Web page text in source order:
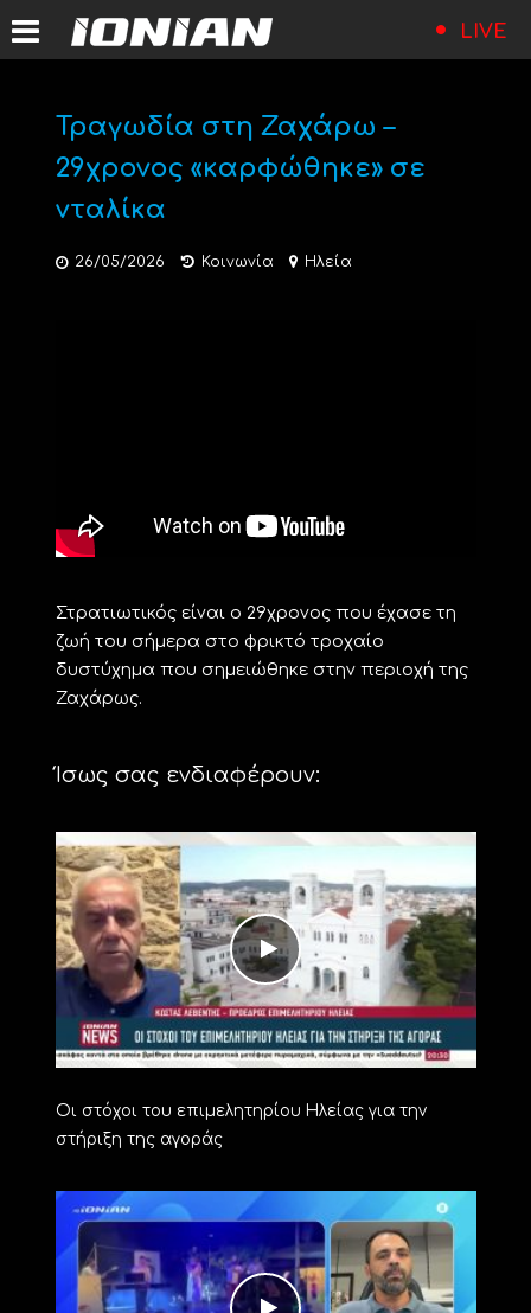
LIVE
Τραγωδία στη Ζαχάρω –
29χρονος «καρφώθηκε» σε
νταλίκα
26/05/2026 Κοινωνία Ηλεία
Στρατιωτικός είναι ο 29χρονος που έχασε τη
ζωή του σήμερα στο φρικτό τροχαίο
δυστύχημα που σημειώθηκε στην περιοχή της
Ζαχάρως.
Ίσως σας ενδιαφέρουν:
Οι στόχοι του επιμελητηρίου Ηλείας για την
στήριξη της αγοράς